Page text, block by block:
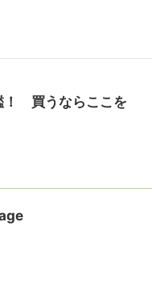
買うならここを